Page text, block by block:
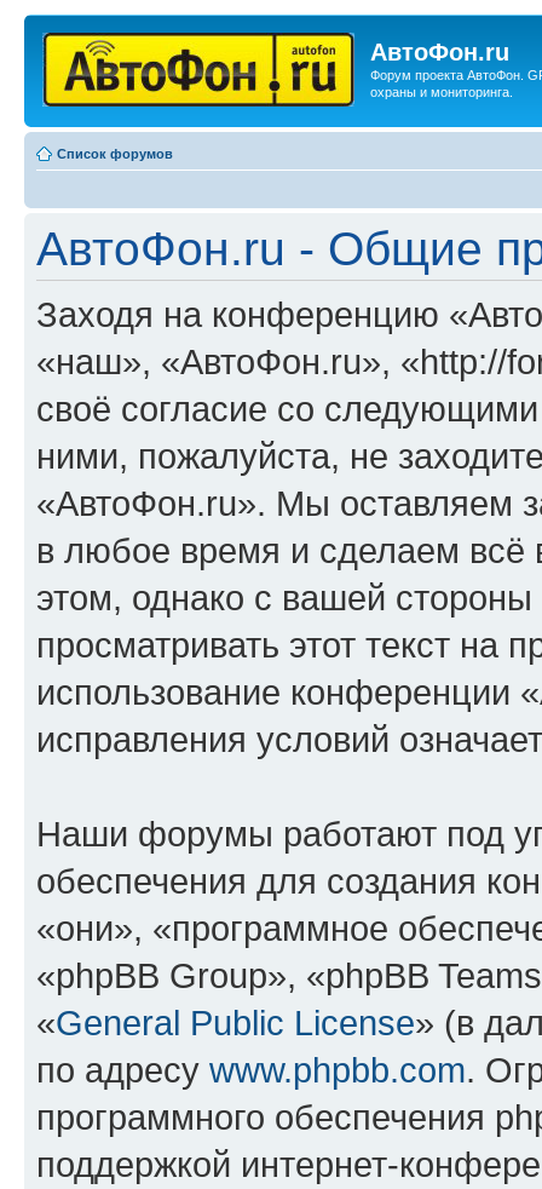
АвтоФон.ru
Форум проекта АвтоФон.
охраны и мониторинга.
Список форумов
АвтоФон.ru - Общие
Заходя на конференцию
«наш», «АвтоФон.ru», «http://
своё согласие со
ними, пожалуйста, не
«АвтоФон.ru». Мы оставляем
в любое время и сделаем всё
этом, однако с вашей
просматривать этот текст на
использование конференции
исправления условий
Наши форумы работают под
обеспечения для создания
«они», «программное
«phpBB Group», «phpBB
«General Public License» (в
по адресу www.phpbb.com.
программного обеспечения
поддержкой интернет-